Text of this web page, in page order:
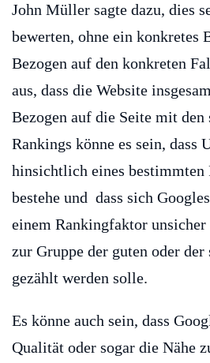
John Müller sagte dazu, dies
bewerten, ohne ein konkretes
Bezogen auf den konkreten
aus, dass die Website
Bezogen auf die Seite mit den
Rankings könne es sein, dass
hinsichtlich eines bestimmten
bestehe und dass sich
einem Rankingfaktor unsicher
zur Gruppe der guten oder der
gezählt werden solle.
Es könne auch sein, dass
Qualität oder sogar die Nähe